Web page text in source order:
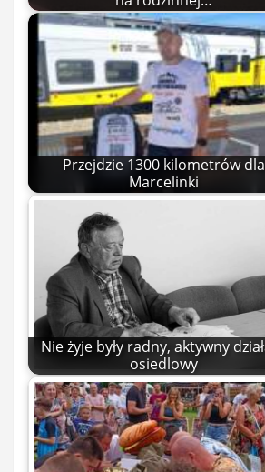
Przejdzie 1300 kilometrów dla
Marcelinki
Nie żyje były radny, aktywny
osiedlowy